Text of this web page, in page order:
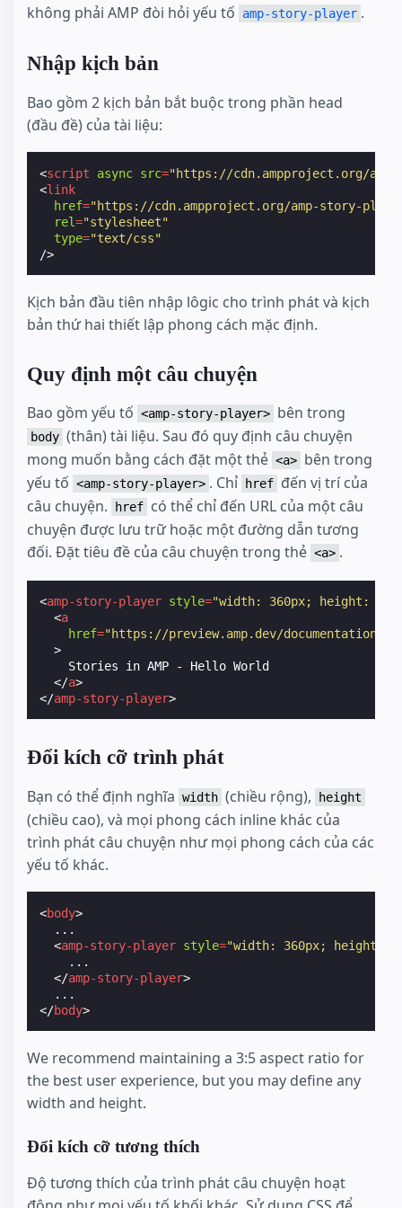
</header >
</h1>
Doggo ipsum smol wow very biscit
</p>
<amp-story-player
>
            Stories in AMP - Hello World
</a >
</ amp-story-player
<p >
Such treat big ol pupper. Adorable
</p>
</html>
không phải AMP đòi hỏi yếu tố
amp-story-player .
Nhập kịch bản
Bao gồm 2 kịch bản bắt buộc trong phần head
(đầu đề) của tài liệu:
<script async src="https://cdn.ampproject.org/
<link
href="https://cdn.ampproject.org/amp-story-
rel="stylesheet"
type="text/css"
/>
Kịch bản đầu tiên nhập lôgic cho trình phát và kịch
bản thứ hai thiết lập phong cách mặc định.
Quy định một câu chuyện
Bao gồm yếu tố <amp-story-player> bên trong
body (thân) tài liệu. Sau đó quy định câu chuyện
mong muốn bằng cách đặt một thẻ <a> bên trong
yếu tố <amp-story-player> . Chỉ href đến vị trí của
câu chuyện.
href có thể chỉ đến URL của một câu
chuyện được lưu trữ hoặc một đường dẫn tương
đối. Đặt tiêu đề của câu chuyện trong thẻ <a> .
<amp-story-player style="width: 360px; height:
<a
href="https://preview.amp.dev/documentation/
>
    Stories in AMP - Hello World
</a>
</amp-story-player>
Đổi kích cỡ trình phát
Bạn có thể định nghĩa width (chiều rộng), height
(chiều cao), và mọi phong cách inline khác của
trình phát câu chuyện như mọi phong cách của các
yếu tố khác.
<body>
  ...
<amp-story-player style="width: 360px; height:
    ...
</amp-story-player>
</body>
We recommend maintaining a 3:5 aspect ratio for
the best user experience, but you may define any
width and height.
Đổi kích cỡ tương thích
Độ tương thích của trình phát câu chuyện hoạt